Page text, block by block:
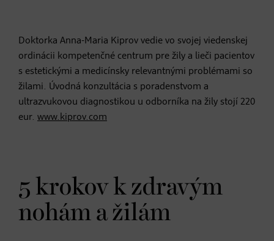
Doktorka Anna-Maria Kiprov vedie vo svojej viedenskej
ordinácii kompetenčné centrum pre žily a lieči pacientov
s estetickými a medicínsky relevantnými problémami so
žilami. Úvodná konzultácia s poradenstvom a
ultrazvukovou diagnostikou u odborníka na žily stojí 220
eur. www.kiprov.com
5 krokov k zdravým
nohám a žilám